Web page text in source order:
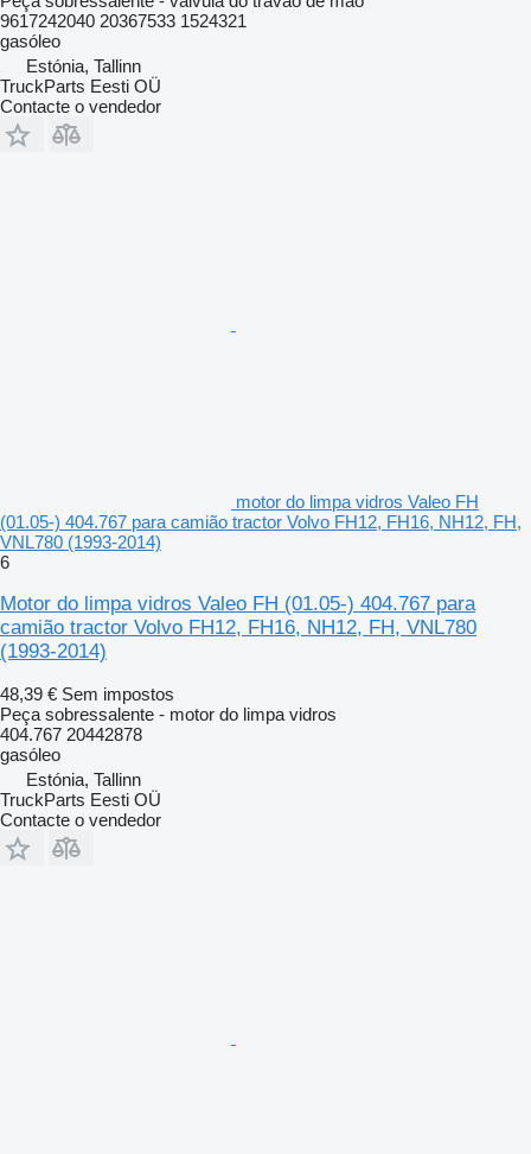
9617242040 20367533 1524321
gasóleo
Estónia, Tallinn
TruckParts Eesti OÜ
Contacte o vendedor
motor do limpa vidros Valeo FH
(01.05-) 404.767 para camião tractor Volvo FH12, FH16, NH12, FH,
VNL780 (1993-2014)
6
Motor do limpa vidros Valeo FH (01.05-) 404.767 para
camião tractor Volvo FH12, FH16, NH12, FH, VNL780
(1993-2014)
48,39 € Sem impostos
Peça sobressalente - motor do limpa vidros
404.767 20442878
gasóleo
Estónia, Tallinn
TruckParts Eesti OÜ
Contacte o vendedor